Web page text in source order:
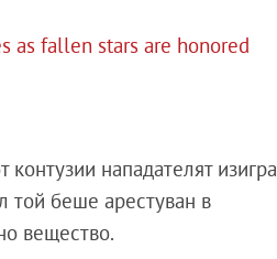
as fallen stars are honored
нападателят изигра
той беше арестуван в
вещество.